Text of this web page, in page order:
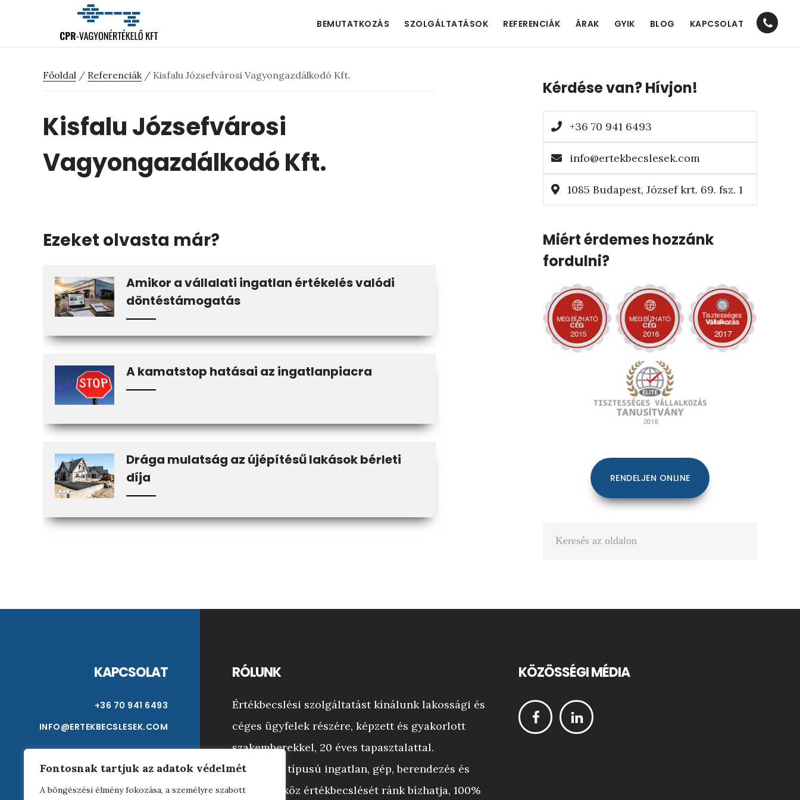
Fontosnak tartjuk az adatok védelmét
A böngészési élmény fokozása, a személyre szabott
oldalsávhoz
BEMUTATKOZÁS SZOLGÁLTATÁSOK REFERENCIÁK ÁRAK GYIK BLOG KAPCSOLAT
Nav
Főoldal / Referenciák / Kisfalu Józsefvárosi Vagyongazdálkodó Kft.
Kisfalu Józsefvárosi
Vagyongazdálkodó Kft.
Ezeket olvasta már?
Amikor a vállalati ingatlan értékelés valódi
döntéstámogatás
A kamatstop hatásai az ingatlanpiacra
Drága mulatság az újépítésű lakások bérleti
díja
oldalsáv
Kérdése van? Hívjon!
+36 70 941 6493
info@ertekbecslesek.com
1085 Budapest, József krt. 69. fsz. 1
Miért érdemes hozzánk
fordulni?
RENDELJEN ONLINE
KAPCSOLAT
+36 70 941 6493
INFO@ERTEKBECSLESEK.COM
RÓLUNK
Értékbecslési szolgáltatást kínálunk lakossági és
céges ügyfelek részére, képzett és gyakorlott
szakemberekkel, 20 éves tapasztalattal.
Bármilyen típusú ingatlan, gép, berendezés és
tárgyi eszköz értékbecslését ránk bízhatja, 100%
KÖZÖSSÉGI MÉDIA